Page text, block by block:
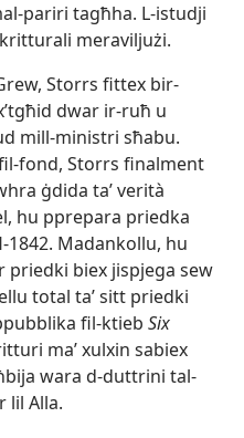
pariri tagħha. L-istudji
meraviljużi.
Storrs fittex bir-
dwar ir-ruħ u
mill-ministri sħabu.
fond, Storrs finalment
ġdida taʼ verità
hu pprepara priedka
Madankollu, hu
priedki biex jispjega sew
total taʼ sitt priedki
fil-ktieb Six
maʼ xulxin sabiex
wara d-duttrini tal-
lil Alla.